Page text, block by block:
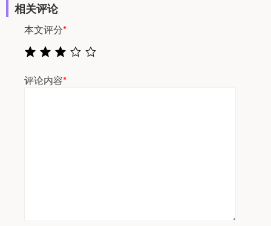
相关评论
本文评分*
评论内容*